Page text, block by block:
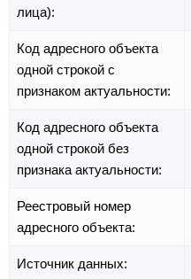
лица):
Код адресного объекта
одной строкой с
признаком актуальности:
Код адресного объекта
одной строкой без
признака актуальности:
Реестровый номер
адресного объекта:
Источник данных: